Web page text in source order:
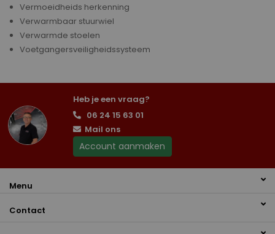
Vermoeidheids herkenning
Verwarmbaar stuurwiel
Verwarmde stoelen
Voetgangersveiligheidssysteem
Heb je een vraag?
06 24 15 63 01
Mail ons
Account aanmaken
Menu
Contact